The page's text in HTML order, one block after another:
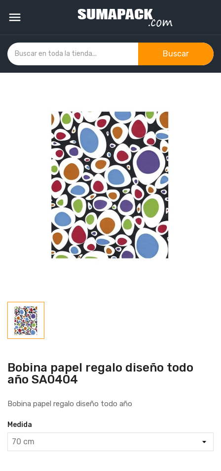

Buscar
Bobina papel regalo diseño todo
año SA0404
Bobina papel regalo diseño todo año
Medida